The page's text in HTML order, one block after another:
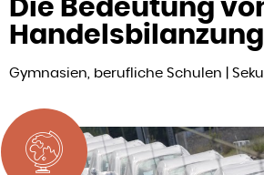
Gymnasien, berufliche Schulen |